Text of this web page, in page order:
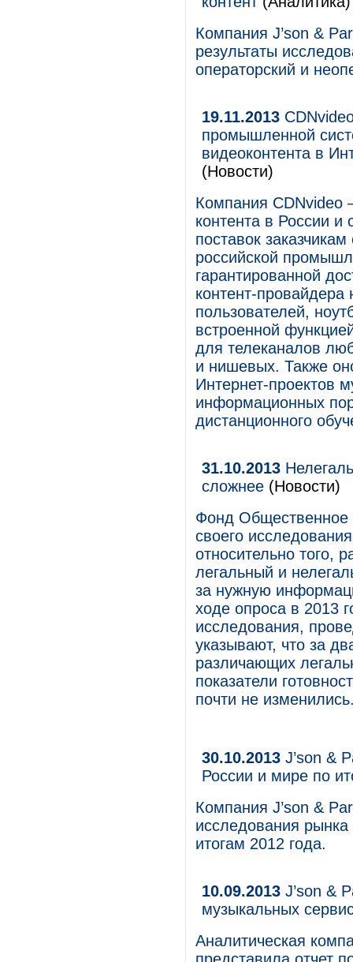
Компания J’son &
результаты
операторский и
19.11.2013
промышленной
видеоконтента в
(Новости)
Компания CDNvideo
контента в России
поставок
российской
гарантированной
контент-
пользователей,
встроенной
для телеканалов
и нишевых. Также
Интернет-проектов
информационных
дистанционного
31.10.2013
сложнее (Новости)
Фонд
своего
относительно того,
легальный и
за нужную
ходе опроса в 2013
исследования,
указывают, что за
различающих
показатели
почти не
30.10.2013 J’son &
России и мире по
Компания J’son &
исследования
итогам 2012 года.
10.09.2013 J’son &
музыкальных
Аналитическая